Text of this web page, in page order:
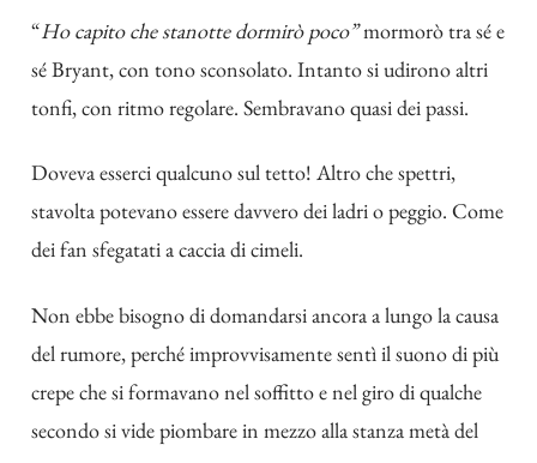
“Ho capito che stanotte dormirò poco”mormorò tra sé e
sé Bryant, con tono sconsolato. Intanto si udirono altri
tonfi, con ritmo regolare. Sembravano quasi dei passi.
Doveva esserci qualcuno sul tetto! Altro che spettri,
stavolta potevano essere davvero dei ladri o peggio. Come
dei fan sfegatati a caccia di cimeli.
Non ebbe bisogno di domandarsi ancora a lungo la causa
del rumore, perché improvvisamente sentì il suono di più
crepe che si formavano nel soffitto e nel giro di qualche
secondo si vide piombare in mezzo alla stanza metà del